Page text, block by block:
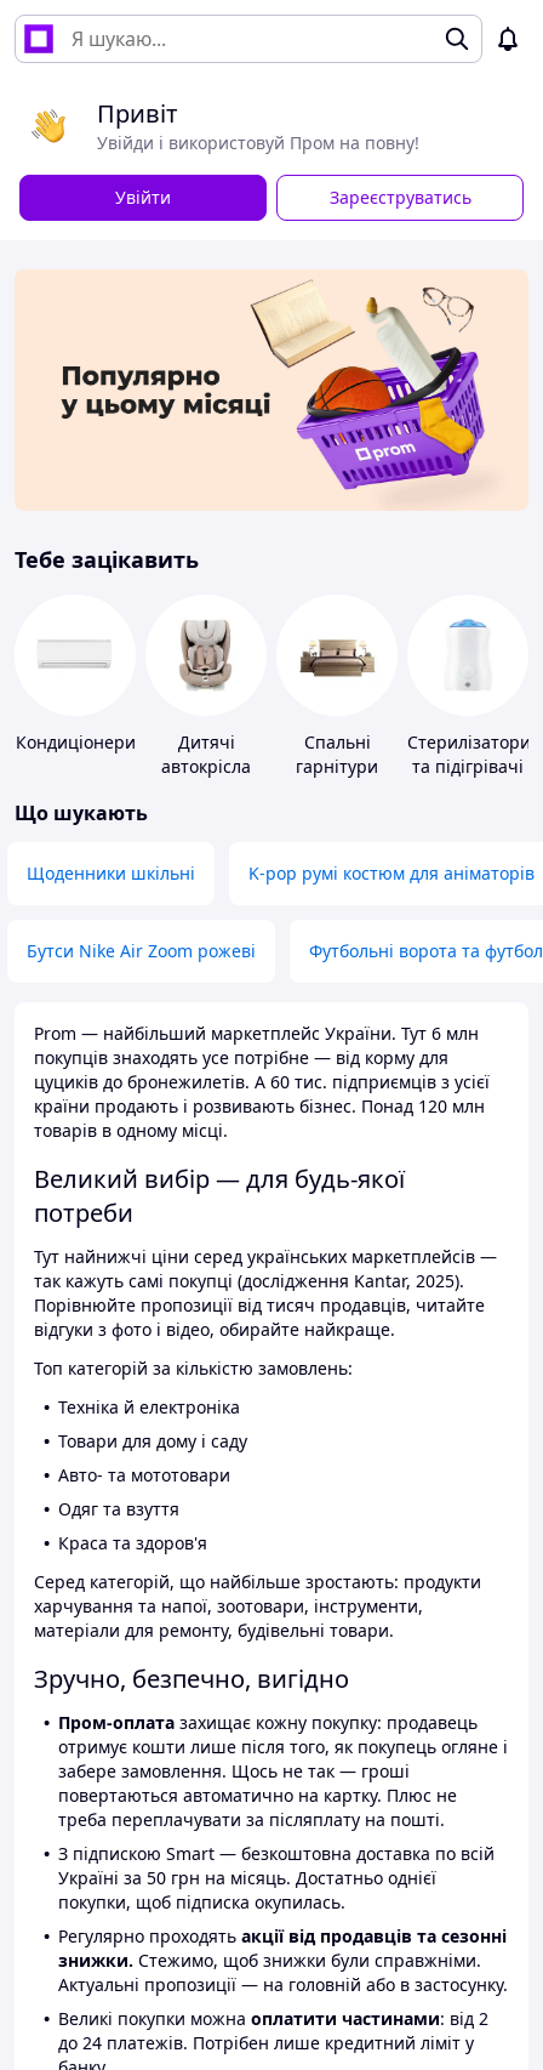
Привіт
Увійди і використовуй Пром на повну!
Увійти Зареєструватись
Тебе зацікавить
Кондиціонери
Дитячі
автокрісла
Спальні
гарнітури
Стерилізатори
та підігрівачі
Що шукають
Щоденники шкільні K-pop румі костюм для аніматорів
Бутси Nike Air Zoom рожеві Футбольні ворота та
Prom — найбільший маркетплейс України. Тут 6 млн
покупців знаходять усе потрібне — від корму для
цуциків до бронежилетів. А 60 тис. підприємців з усієї
країни продають і розвивають бізнес. Понад 120 млн
товарів в одному місці.
Великий вибір — для будь-якої
потреби
Тут найнижчі ціни серед українських маркетплейсів —
так кажуть самі покупці (дослідження Kantar, 2025).
Порівнюйте пропозиції від тисяч продавців, читайте
відгуки з фото і відео, обирайте найкраще.
Топ категорій за кількістю замовлень:
Техніка й електроніка
Товари для дому і саду
Авто- та мототовари
Одяг та взуття
Краса та здоров'я
Серед категорій, що найбільше зростають: продукти
харчування та напої, зоотовари, інструменти,
матеріали для ремонту, будівельні товари.
Зручно, безпечно, вигідно
Пром-оплата захищає кожну покупку: продавець
отримує кошти лише після того, як покупець огляне і
забере замовлення. Щось не так — гроші
повертаються автоматично на картку. Плюс не
треба переплачувати за післяплату на пошті.
З підпискою Smart — безкоштовна доставка по всій
Україні за 50 грн на місяць. Достатньо однієї
покупки, щоб підписка окупилась.
Регулярно проходять акції від продавців та сезонні
знижки. Стежимо, щоб знижки були справжніми.
Актуальні пропозиції — на головній або в застосунку.
Великі покупки можна оплатити частинами: від 2
до 24 платежів. Потрібен лише кредитний ліміт у